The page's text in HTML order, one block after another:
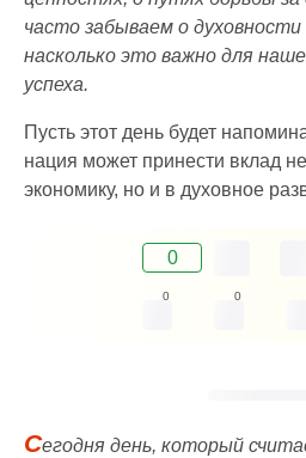
часто забываем о
насколько это важно для
успеха.
Пусть этот день будет
нация может принести вклад
экономику, но и в духовное
0
0 0
Сегодня день, который